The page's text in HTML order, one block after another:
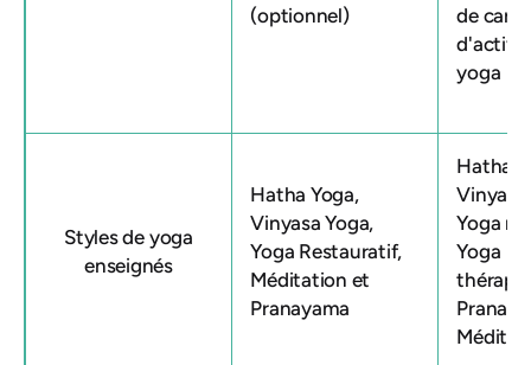
(optionnel)
de
yoga
Styles de yoga
enseignés
Hatha Yoga,
Vinyasa Yoga,
Yoga Restauratif,
Méditation et
Pranayama
Hatha
Vinyasa
Yoga
Yoga